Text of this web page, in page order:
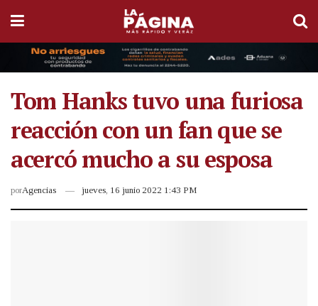
Tom Hanks tuvo una furiosa
reacción con un fan que se
acercó mucho a su esposa
porAgencias jueves, 16 junio 2022 1:43 PM